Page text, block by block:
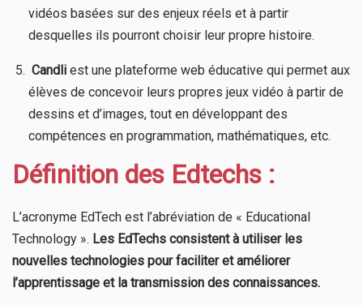
vidéos basées sur des enjeux réels et à partir
desquelles ils pourront choisir leur propre histoire.
Candli est une plateforme web éducative qui permet aux
élèves de concevoir leurs propres jeux vidéo à partir de
dessins et d’images, tout en développant des
compétences en programmation, mathématiques, etc.
Définition des Edtechs :
L’acronyme EdTech est l’abréviation de « Educational
Technology ». Les EdTechs consistent à utiliser les
nouvelles technologies pour faciliter et améliorer
l’apprentissage et la transmission des connaissances.